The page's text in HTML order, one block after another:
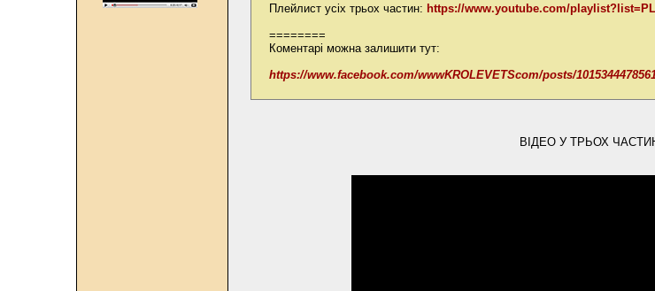
Плейлист усіх трьох частин: https://www.youtube.com/
========
Коментарі можна залишити тут:
https://www.facebook.com/wwwKROLEVETScom/posts/
ВІДЕО У ТРЬОХ